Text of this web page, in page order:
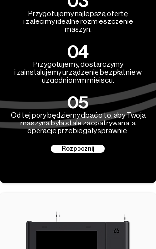
Przygotujemy najlepszą ofertę
i zalecimy idealne rozmieszczenie
maszyn.
04
Przygotujemy, dostarczymy
i zainstalujemy urządzenie bezpłatnie w
uzgodnionym miejscu.
05
Od tej pory będziemy dbać o to, aby Twoja
maszyna była stale zaopatrywana, a
operacje przebiegały sprawnie.
Rozpocznij